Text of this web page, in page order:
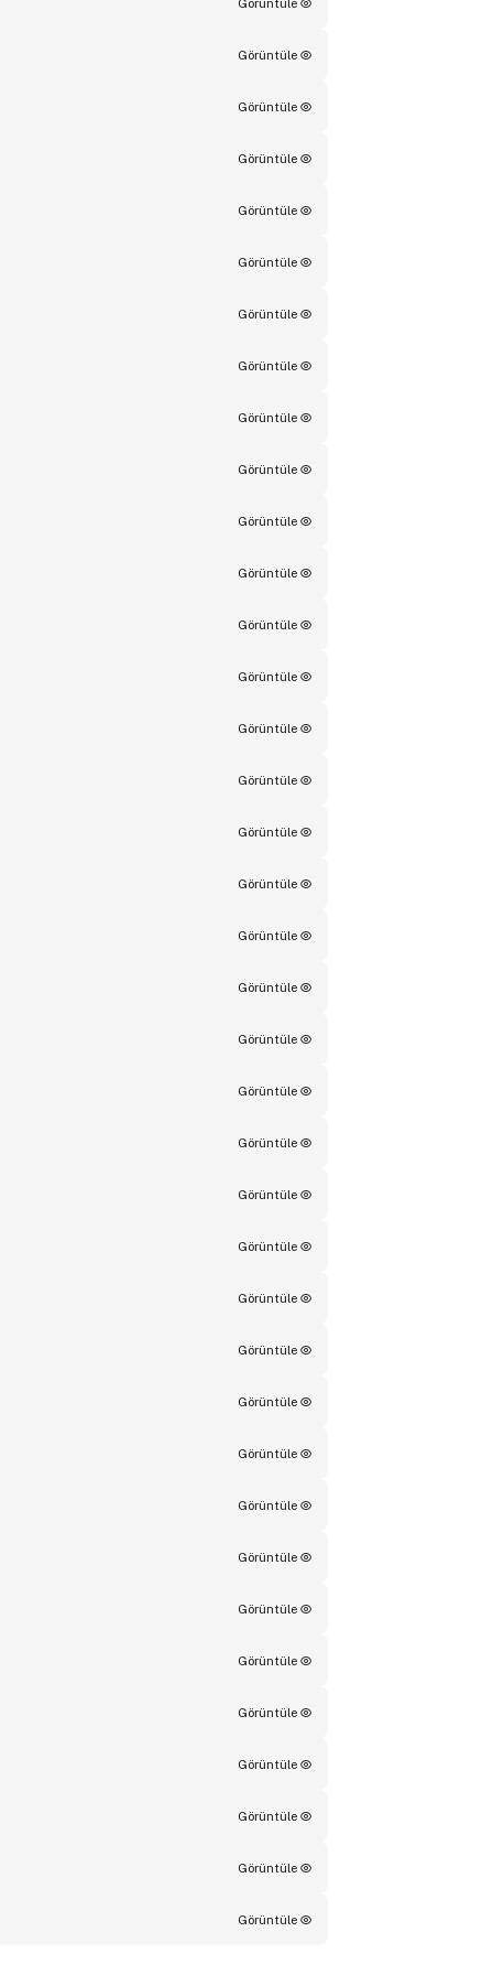
Görüntüle
Görüntüle
Görüntüle
Görüntüle
Görüntüle
Görüntüle
Görüntüle
Görüntüle
Görüntüle
Görüntüle
Görüntüle
Görüntüle
Görüntüle
Görüntüle
Görüntüle
Görüntüle
Görüntüle
Görüntüle
Görüntüle
Görüntüle
Görüntüle
Görüntüle
Görüntüle
Görüntüle
Görüntüle
Görüntüle
Görüntüle
Görüntüle
Görüntüle
Görüntüle
Görüntüle
Görüntüle
Görüntüle
Görüntüle
Görüntüle
Görüntüle
Görüntüle